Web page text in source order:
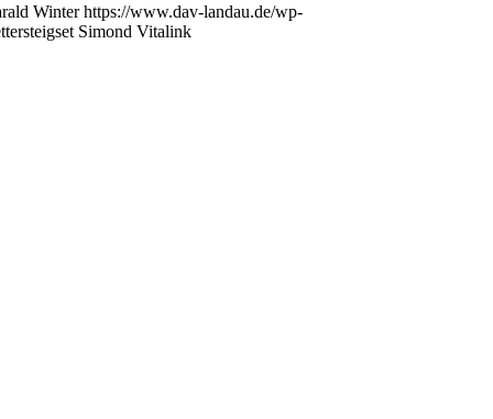
Winter https://www.dav-landau.de/wp-
Simond Vitalink